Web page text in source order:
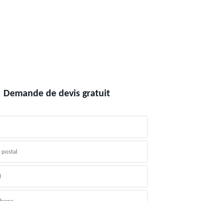
Demande de devis gratuit